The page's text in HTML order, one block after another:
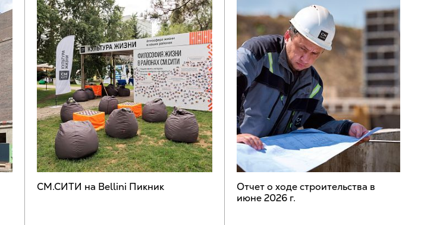
СМ.СИТИ на Bellini Пикник
Отчет о ходе строительства в
июне 2026 г.